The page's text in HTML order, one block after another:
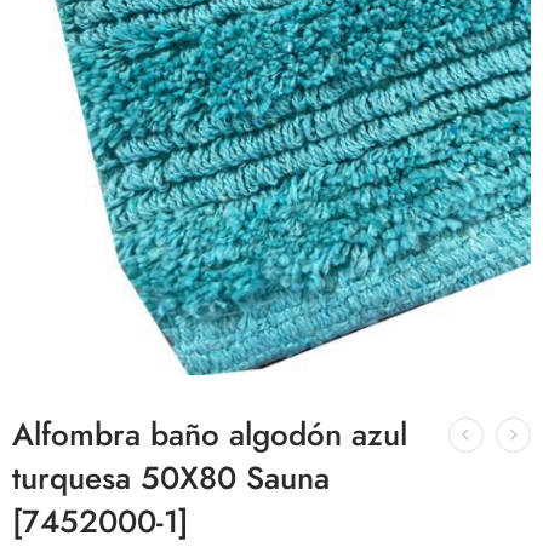
Alfombra baño algodón azul
turquesa 50X80 Sauna
[7452000-1]